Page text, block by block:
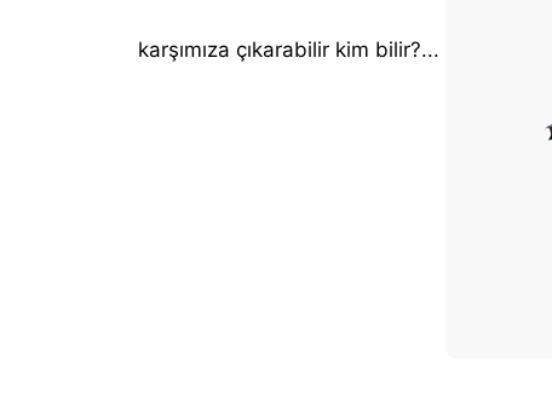
karşımıza çıkarabilir kim bilir?...